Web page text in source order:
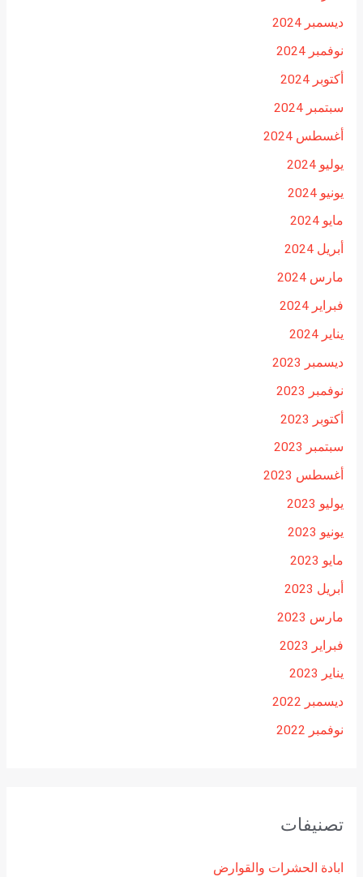
ديسمبر 2024
نوفمبر 2024
أكتوبر 2024
سبتمبر 2024
أغسطس 2024
يوليو 2024
يونيو 2024
مايو 2024
أبريل 2024
مارس 2024
فبراير 2024
يناير 2024
ديسمبر 2023
نوفمبر 2023
أكتوبر 2023
سبتمبر 2023
أغسطس 2023
يوليو 2023
يونيو 2023
مايو 2023
أبريل 2023
مارس 2023
فبراير 2023
يناير 2023
ديسمبر 2022
نوفمبر 2022
تصنيفات
ابادة الحشرات والقوارض